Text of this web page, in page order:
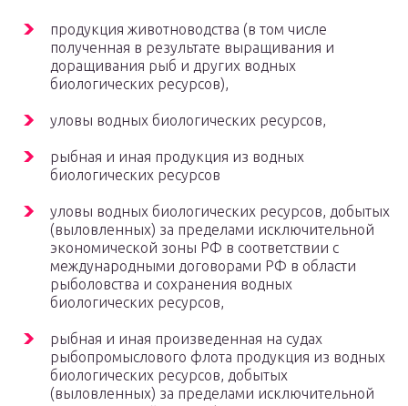
продукция животноводства (в том числе
полученная в результате выращивания и
доращивания рыб и других водных
биологических ресурсов),
уловы водных биологических ресурсов,
рыбная и иная продукция из водных
биологических ресурсов
уловы водных биологических ресурсов, добытых
(выловленных) за пределами исключительной
экономической зоны РФ в соответствии с
международными договорами РФ в области
рыболовства и сохранения водных
биологических ресурсов,
рыбная и иная произведенная на судах
рыбопромыслового флота продукция из водных
биологических ресурсов, добытых
(выловленных) за пределами исключительной